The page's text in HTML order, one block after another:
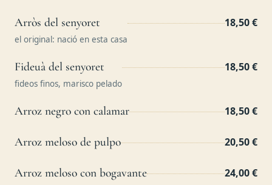
Arròs del senyoret
el original: nació en esta casa
18,50 €
Fideuà del senyoret
fideos finos, marisco pelado
18,50 €
Arroz negro con calamar 18,50 €
Arroz meloso de pulpo 20,50 €
Arroz meloso con bogavante 24,00 €